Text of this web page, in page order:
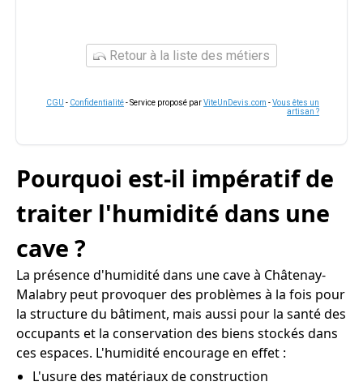
Retour à la liste des métiers
CGU - Confidentialité- Service proposé parViteUnDevis.com -Vous êtes un
artisan ?
Pourquoi est-il impératif de
traiter l'humidité dans une
cave ?
La présence d'humidité dans une cave à Châtenay-
Malabry peut provoquer des problèmes à la fois pour
la structure du bâtiment, mais aussi pour la santé des
occupants et la conservation des biens stockés dans
ces espaces. L'humidité encourage en effet :
L'usure des matériaux de construction